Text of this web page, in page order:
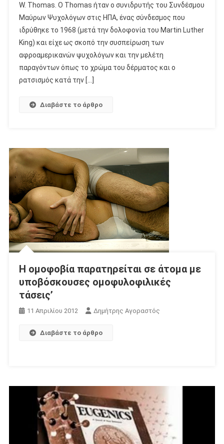
W. Thomas. Ο Thomas ήταν ο συνιδρυτής του Συνδέσμου
Μαύρων Ψυχολόγων στις ΗΠΑ, ένας σύνδεσμος που
ιδρύθηκε το 1968 (μετά την δολοφονία του Martin Luther
King) και είχε ως σκοπό την συσπείρωση των
αφροαμερικανών ψυχολόγων και την μελέτη
παραγόντων όπως το χρώμα του δέρματος και ο
ρατσισμός κατά την […]
Διαβάστε το άρθρο
Η ομοφοβία παρατηρείται σε άτομα με
υποβόσκουσες ομοφυλοφιλικές
τάσεις’
11 Απριλίου 2012 Δημήτρης Αγοραστός
Διαβάστε το άρθρο